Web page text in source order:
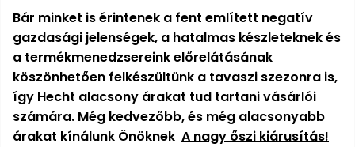
kézi szóró
Öntözéstechnika
Szivattyú
Magasnyomású
Ventillátorok,
légkondícionálók
Bár minket is érintenek a fent említett negatív
gazdasági jelenségek, a hatalmas készleteknek és
a termékmenedzsereink előrelátásának
köszönhetően felkészültünk a tavaszi szezonra is,
így Hecht alacsony árakat tud tartani vásárlói
számára. Még kedvezőbb, és még alacsonyabb
árakat kínálunk Önöknek A nagy őszi kiárusítás!